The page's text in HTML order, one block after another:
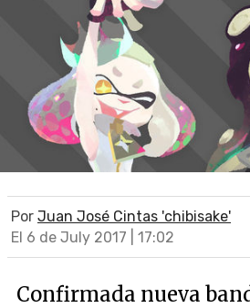
Por Juan José Cintas 'chibisake'
El 6 de July 2017 | 17:02
Confirmada nueva